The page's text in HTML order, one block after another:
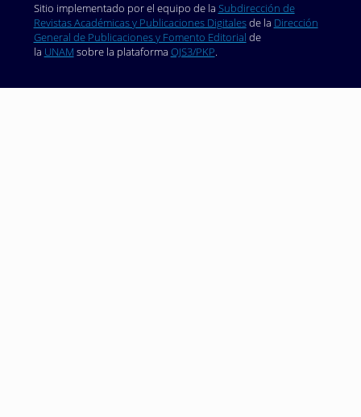
Sitio implementado por el equipo de la Subdirección de
Revistas Académicas y Publicaciones Digitalesde la Dirección
General de Publicaciones y Fomento Editorial de
la UNAM sobre la plataforma OJS3/PKP.